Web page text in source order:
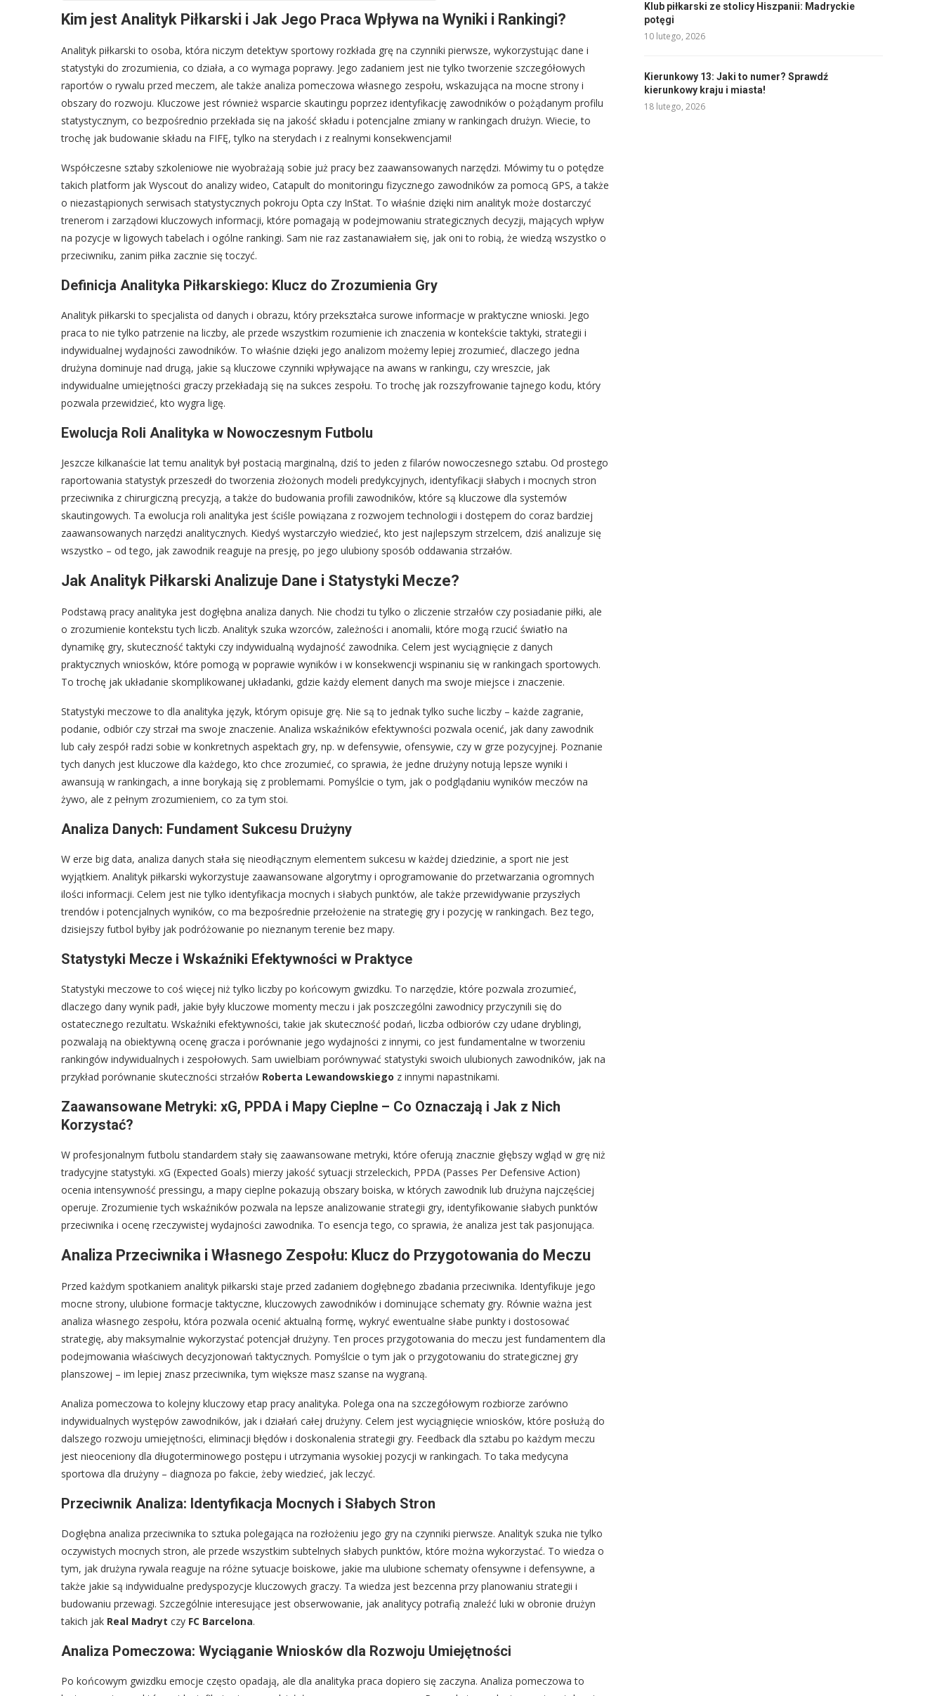
Kim jest Analityk Piłkarski i Jak Jego Praca Wpływa na Wyniki i Rankingi?
Analityk piłkarski to osoba, która niczym detektyw sportowy rozkłada grę na czynniki pierwsze, wykorzystując dane i
statystyki do zrozumienia, co działa, a co wymaga poprawy. Jego zadaniem jest nie tylko tworzenie szczegółowych
raportów o rywalu przed meczem, ale także analiza pomeczowa własnego zespołu, wskazująca na mocne strony i
obszary do rozwoju. Kluczowe jest również wsparcie skautingu poprzez identyfikację zawodników o pożądanym profilu
statystycznym, co bezpośrednio przekłada się na jakość składu i potencjalne zmiany w rankingach drużyn. Wiecie, to
trochę jak budowanie składu na FIFĘ, tylko na sterydach i z realnymi konsekwencjami!
Współczesne sztaby szkoleniowe nie wyobrażają sobie już pracy bez zaawansowanych narzędzi. Mówimy tu o potędze
takich platform jak Wyscout do analizy wideo, Catapult do monitoringu fizycznego zawodników za pomocą GPS, a także
o niezastąpionych serwisach statystycznych pokroju Opta czy InStat. To właśnie dzięki nim analityk może dostarczyć
trenerom i zarządowi kluczowych informacji, które pomagają w podejmowaniu strategicznych decyzji, mających wpływ
na pozycje w ligowych tabelach i ogólne rankingi. Sam nie raz zastanawiałem się, jak oni to robią, że wiedzą wszystko o
przeciwniku, zanim piłka zacznie się toczyć.
Definicja Analityka Piłkarskiego: Klucz do Zrozumienia Gry
Analityk piłkarski to specjalista od danych i obrazu, który przekształca surowe informacje w praktyczne wnioski. Jego
praca to nie tylko patrzenie na liczby, ale przede wszystkim rozumienie ich znaczenia w kontekście taktyki, strategii i
indywidualnej wydajności zawodników. To właśnie dzięki jego analizom możemy lepiej zrozumieć, dlaczego jedna
drużyna dominuje nad drugą, jakie są kluczowe czynniki wpływające na awans w rankingu, czy wreszcie, jak
indywidualne umiejętności graczy przekładają się na sukces zespołu. To trochę jak rozszyfrowanie tajnego kodu, który
pozwala przewidzieć, kto wygra ligę.
Ewolucja Roli Analityka w Nowoczesnym Futbolu
Jeszcze kilkanaście lat temu analityk był postacią marginalną, dziś to jeden z filarów nowoczesnego sztabu. Od prostego
raportowania statystyk przeszedł do tworzenia złożonych modeli predykcyjnych, identyfikacji słabych i mocnych stron
przeciwnika z chirurgiczną precyzją, a także do budowania profili zawodników, które są kluczowe dla systemów
skautingowych. Ta ewolucja roli analityka jest ściśle powiązana z rozwojem technologii i dostępem do coraz bardziej
zaawansowanych narzędzi analitycznych. Kiedyś wystarczyło wiedzieć, kto jest najlepszym strzelcem, dziś analizuje się
wszystko – od tego, jak zawodnik reaguje na presję, po jego ulubiony sposób oddawania strzałów.
Jak Analityk Piłkarski Analizuje Dane i Statystyki Mecze?
Podstawą pracy analityka jest dogłębna analiza danych. Nie chodzi tu tylko o zliczenie strzałów czy posiadanie piłki, ale
o zrozumienie kontekstu tych liczb. Analityk szuka wzorców, zależności i anomalii, które mogą rzucić światło na
dynamikę gry, skuteczność taktyki czy indywidualną wydajność zawodnika. Celem jest wyciągnięcie z danych
praktycznych wniosków, które pomogą w poprawie wyników i w konsekwencji wspinaniu się w rankingach sportowych.
To trochę jak układanie skomplikowanej układanki, gdzie każdy element danych ma swoje miejsce i znaczenie.
Statystyki meczowe to dla analityka język, którym opisuje grę. Nie są to jednak tylko suche liczby – każde zagranie,
podanie, odbiór czy strzał ma swoje znaczenie. Analiza wskaźników efektywności pozwala ocenić, jak dany zawodnik
lub cały zespół radzi sobie w konkretnych aspektach gry, np. w defensywie, ofensywie, czy w grze pozycyjnej. Poznanie
tych danych jest kluczowe dla każdego, kto chce zrozumieć, co sprawia, że jedne drużyny notują lepsze wyniki i
awansują w rankingach, a inne borykają się z problemami. Pomyślcie o tym, jak o podglądaniu wyników meczów na
żywo, ale z pełnym zrozumieniem, co za tym stoi.
Analiza Danych: Fundament Sukcesu Drużyny
W erze big data, analiza danych stała się nieodłącznym elementem sukcesu w każdej dziedzinie, a sport nie jest
wyjątkiem. Analityk piłkarski wykorzystuje zaawansowane algorytmy i oprogramowanie do przetwarzania ogromnych
ilości informacji. Celem jest nie tylko identyfikacja mocnych i słabych punktów, ale także przewidywanie przyszłych
trendów i potencjalnych wyników, co ma bezpośrednie przełożenie na strategię gry i pozycję w rankingach. Bez tego,
dzisiejszy futbol byłby jak podróżowanie po nieznanym terenie bez mapy.
Statystyki Mecze i Wskaźniki Efektywności w Praktyce
Statystyki meczowe to coś więcej niż tylko liczby po końcowym gwizdku. To narzędzie, które pozwala zrozumieć,
dlaczego dany wynik padł, jakie były kluczowe momenty meczu i jak poszczególni zawodnicy przyczynili się do
ostatecznego rezultatu. Wskaźniki efektywności, takie jak skuteczność podań, liczba odbiorów czy udane dryblingi,
pozwalają na obiektywną ocenę gracza i porównanie jego wydajności z innymi, co jest fundamentalne w tworzeniu
rankingów indywidualnych i zespołowych. Sam uwielbiam porównywać statystyki swoich ulubionych zawodników, jak na
przykład porównanie skuteczności strzałów Roberta Lewandowskiego z innymi napastnikami.
Zaawansowane Metryki: xG, PPDA i Mapy Cieplne – Co Oznaczają i Jak z Nich
Korzystać?
W profesjonalnym futbolu standardem stały się zaawansowane metryki, które oferują znacznie głębszy wgląd w grę niż
tradycyjne statystyki. xG (Expected Goals) mierzy jakość sytuacji strzeleckich, PPDA (Passes Per Defensive Action)
ocenia intensywność pressingu, a mapy cieplne pokazują obszary boiska, w których zawodnik lub drużyna najczęściej
operuje. Zrozumienie tych wskaźników pozwala na lepsze analizowanie strategii gry, identyfikowanie słabych punktów
przeciwnika i ocenę rzeczywistej wydajności zawodnika. To esencja tego, co sprawia, że analiza jest tak pasjonująca.
Analiza Przeciwnika i Własnego Zespołu: Klucz do Przygotowania do Meczu
Przed każdym spotkaniem analityk piłkarski staje przed zadaniem dogłębnego zbadania przeciwnika. Identyfikuje jego
mocne strony, ulubione formacje taktyczne, kluczowych zawodników i dominujące schematy gry. Równie ważna jest
analiza własnego zespołu, która pozwala ocenić aktualną formę, wykryć ewentualne słabe punkty i dostosować
strategię, aby maksymalnie wykorzystać potencjał drużyny. Ten proces przygotowania do meczu jest fundamentem dla
podejmowania właściwych decyzjonowań taktycznych. Pomyślcie o tym jak o przygotowaniu do strategicznej gry
planszowej – im lepiej znasz przeciwnika, tym większe masz szanse na wygraną.
Analiza pomeczowa to kolejny kluczowy etap pracy analityka. Polega ona na szczegółowym rozbiorze zarówno
indywidualnych występów zawodników, jak i działań całej drużyny. Celem jest wyciągnięcie wniosków, które posłużą do
dalszego rozwoju umiejętności, eliminacji błędów i doskonalenia strategii gry. Feedback dla sztabu po każdym meczu
jest nieoceniony dla długoterminowego postępu i utrzymania wysokiej pozycji w rankingach. To taka medycyna
sportowa dla drużyny – diagnoza po fakcie, żeby wiedzieć, jak leczyć.
Przeciwnik Analiza: Identyfikacja Mocnych i Słabych Stron
Dogłębna analiza przeciwnika to sztuka polegająca na rozłożeniu jego gry na czynniki pierwsze. Analityk szuka nie tylko
oczywistych mocnych stron, ale przede wszystkim subtelnych słabych punktów, które można wykorzystać. To wiedza o
tym, jak drużyna rywala reaguje na różne sytuacje boiskowe, jakie ma ulubione schematy ofensywne i defensywne, a
także jakie są indywidualne predyspozycje kluczowych graczy. Ta wiedza jest bezcenna przy planowaniu strategii i
budowaniu przewagi. Szczególnie interesujące jest obserwowanie, jak analitycy potrafią znaleźć luki w obronie drużyn
takich jak Real Madryt czy FC Barcelona.
Analiza Pomeczowa: Wyciąganie Wniosków dla Rozwoju Umiejętności
Po końcowym gwizdku emocje często opadają, ale dla analityka praca dopiero się zaczyna. Analiza pomeczowa to
Klub piłkarski ze stolicy Hiszpanii: Madryckie
potęgi
10 lutego, 2026
Kierunkowy 13: Jaki to numer? Sprawdź
kierunkowy kraju i miasta!
18 lutego, 2026